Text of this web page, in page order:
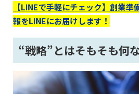
【LINEで手軽にチェック】創業
報をLINEにお届けします！
“戦略”とはそもそも何